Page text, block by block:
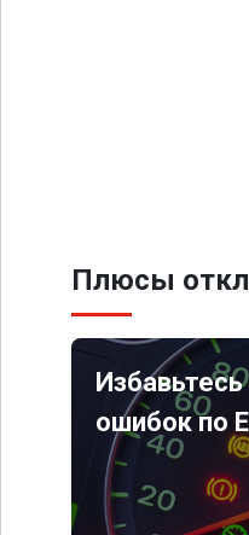
Плюсы
ошибок по